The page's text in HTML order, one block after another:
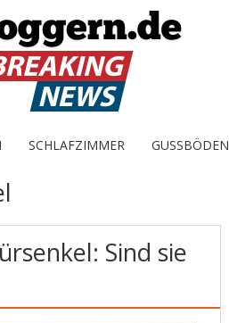
SCHLAFZIMMER GUSSBÖDEN
Sind sie